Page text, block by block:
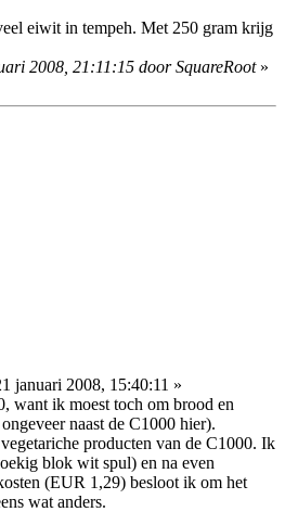
eiwit in tempeh. Met 250 gram krijg
2008, 21:11:15 door SquareRoot»
januari 2008, 15:40:11 »
want ik moest toch om brood en
naast de C1000 hier).
producten van de C1000. Ik
blok wit spul) en na even
(EUR 1,29) besloot ik om het
wat anders.